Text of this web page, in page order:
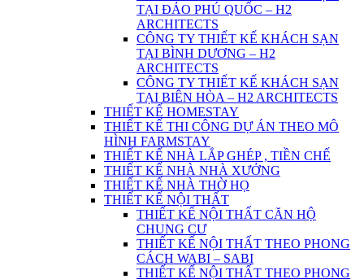
TẠI ĐẢO PHÚ QUỐC – H2
ARCHITECTS
CÔNG TY THIẾT KẾ KHÁCH SẠN
TẠI BÌNH DƯƠNG – H2
ARCHITECTS
CÔNG TY THIẾT KẾ KHÁCH SẠN
TẠI BIÊN HÒA – H2 ARCHITECTS
THIẾT KẾ HOMESTAY
THIẾT KẾ THI CÔNG DỰ ÁN THEO MÔ
HÌNH FARMSTAY
THIẾT KẾ NHÀ LẮP GHÉP , TIỀN CHẾ
THIẾT KẾ NHÀ NHÀ XƯỞNG
THIẾT KẾ NHÀ THỜ HỌ
THIẾT KẾ NỘI THẤT
THIẾT KẾ NỘI THẤT CĂN HỘ
CHUNG CƯ
THIẾT KẾ NỘI THẤT THEO PHONG
CÁCH WABI – SABI
THIẾT KẾ NỘI THẤT THEO PHONG